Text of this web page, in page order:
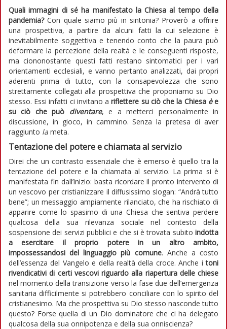
Quali immagini di sé ha manifestato la Chiesa al tempo della
pandemia?Con quale siamo più in sintonia? Proverò a offrire
una prospettiva, a partire da alcuni fatti la cui selezione è
inevitabilmente soggettiva e tenendo conto che la paura può
deformare la percezione della realtà e le conseguenti risposte,
ma ciononostante questi fatti restano sintomatici per i vari
orientamenti ecclesiali, e vanno pertanto analizzati, dai propri
aderenti prima di tutto, con la consapevolezza che sono
strettamente collegati alla prospettiva che proponiamo su Dio
stesso. Essi infatti ci invitano ariflettere su ciò che la Chiesa èe
su ciò che può diventare, e a metterci personalmente in
discussione, in gioco, in cammino. Senza la pretesa di aver
raggiunto la meta.
Tentazione del potere e chiamata al servizio
Direi che un contrasto essenziale che è emerso è quello tra la
tentazione del potere e la chiamata al servizio. La prima si è
manifestata fin dall’inizio: basta ricordare il pronto intervento di
un vescovo per cristianizzare il diffusissimo slogan: “Andrà tutto
bene”; un messaggio ampiamente rilanciato, che ha rischiato di
apparire come lo spasimo di una Chiesa che sentiva perdere
qualcosa della sua rilevanza sociale nel contesto della
sospensione dei servizi pubblici e che si è trovata subito indotta
a esercitare il proprio potere in un altro ambito,
impossessandosi del linguaggio più comune. Anche a costo
dell’essenza del Vangelo e della realtà della croce. Anche itoni
rivendicativi di certi vescovi riguardo alla riapertura delle chiese
nel momento della transizione verso la fase due dell’emergenza
sanitaria difficilmente si potrebbero conciliare con lo spirito del
cristianesimo. Ma che prospettiva su Dio stesso nasconde tutto
questo? Forse quella di un Dio dominatore che ci ha delegato
qualcosa della sua onnipotenza e della sua onniscienza?